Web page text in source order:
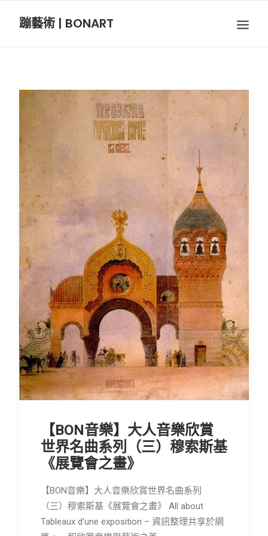
蹦藝術 | BONART
BON攝影
BON插畫
BON旅行
節慶長笛樂團
關於我們
會員專區
SEARCH
【BON音樂】大人音樂欣賞
世界名曲系列（三）穆索斯基
《展覽會之畫》
【BON音樂】大人音樂欣賞世界名曲系列
（三）穆索斯基《展覽會之畫》 All about
Tableaux d'une exposition – 資訊整理共享於網